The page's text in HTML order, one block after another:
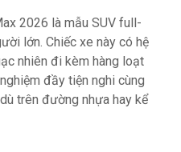
2026 là mẫu SUV full-
lớn. Chiếc xe này có hệ
nhiên đi kèm hàng loạt
đầy tiện nghi cùng
trên đường nhựa hay kể